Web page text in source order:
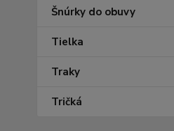
Šnúrky do obuvy
Tielka
Traky
Tričká